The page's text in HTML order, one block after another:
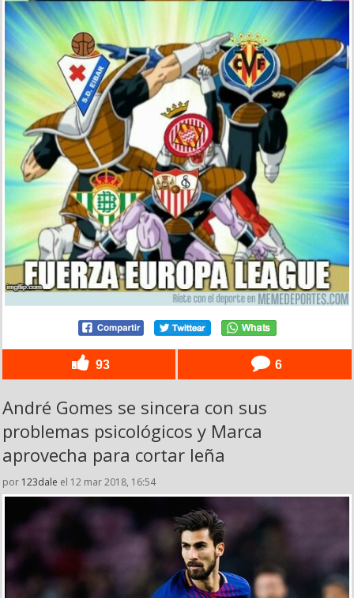
93 6
André Gomes se sincera con sus
problemas psicológicos y Marca
aprovecha para cortar leña
por 123dale el 12 mar 2018, 16:54